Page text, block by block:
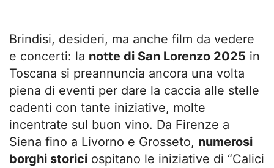
Brindisi, desideri, ma anche film da vedere
e concerti: la notte di San Lorenzo 2025 in
Toscana si preannuncia ancora una volta
piena di eventi per dare la caccia alle stelle
cadenti con tante iniziative, molte
incentrate sul buon vino. Da Firenze a
Siena fino a Livorno e Grosseto, numerosi
borghi storici ospitano le iniziative di “Calici